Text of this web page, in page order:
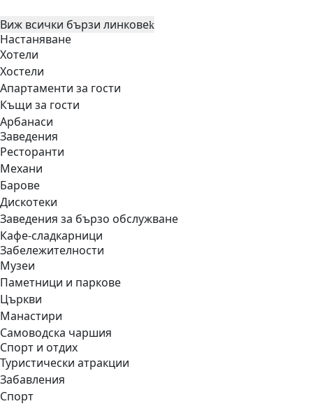
Виж всички бързи линкове
Настаняване
Хотели
Хостели
Апартаменти за гости
Къщи за гости
Арбанаси
Заведения
Ресторанти
Механи
Барове
Дискотеки
Заведения за бързо обслужване
Кафе-сладкарници
Забележителности
Музеи
Паметници и паркове
Църкви
Манастири
Самоводска чаршия
Спорт и отдих
Туристически атракции
Забавления
Спорт